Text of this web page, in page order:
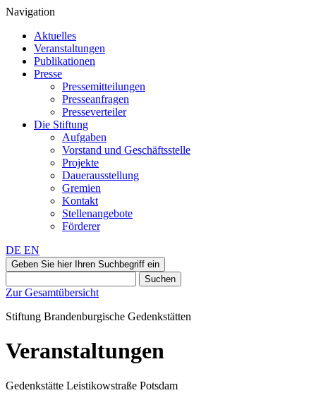
Navigation
Aktuelles
Veranstaltungen
Publikationen
Presse
Pressemitteilungen
Presseanfragen
Presseverteiler
Die Stiftung
Aufgaben
Vorstand und Geschäftsstelle
Projekte
Dauerausstellung
Gremien
Kontakt
Stellenangebote
Förderer
DE EN
Geben Sie hier Ihren Suchbegriff ein
Suchen
Zur Gesamtübersicht
Stiftung Brandenburgische Gedenkstätten
Veranstaltungen
Gedenkstätte Leistikowstraße Potsdam